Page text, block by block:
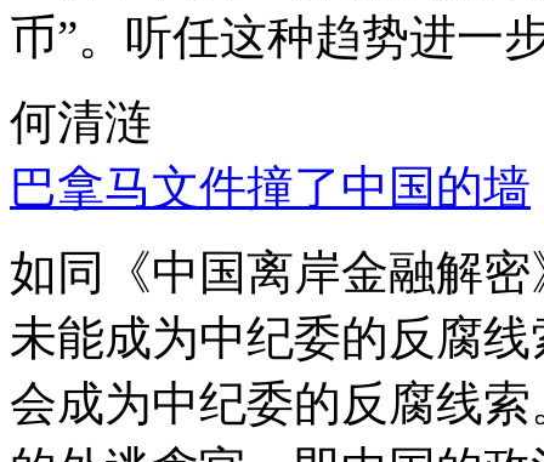
币”。听任这种趋势进一
何清涟
巴拿马文件撞了中国的墙
如同《中国离岸金融解
未能成为中纪委的反腐
会成为中纪委的反腐线